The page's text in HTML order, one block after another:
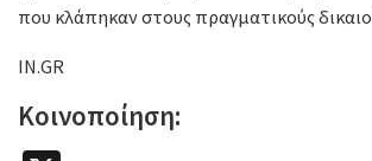
που κλάπηκαν στους πραγματικούς
IN.GR
Κοινοποίηση: